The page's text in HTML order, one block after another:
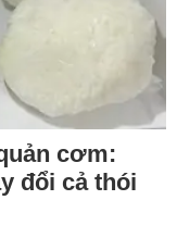
cơm:
đổi cả thói